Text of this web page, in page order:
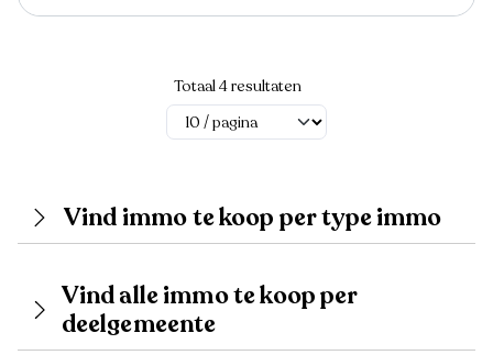
Totaal 4 resultaten
Vind immo te koop per type immo
Vind alle immo te koop per
deelgemeente